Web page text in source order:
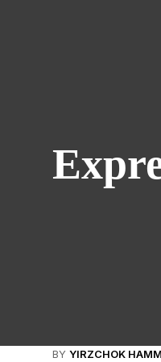
BY YIRZCHOK